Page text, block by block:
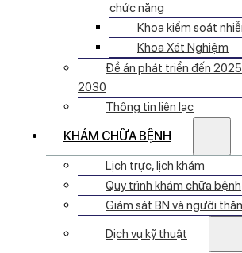
chức năng
Khoa kiểm soát
Khoa Xét Nghiệm
Đề án phát triển đến
2030
Thông tin liên lạc
KHÁM CHỮA BỆNH
Lịch trực, lịch khám
Quy trình khám chữa bệnh
Giám sát BN và người
Dịch vụ kỹ thuật